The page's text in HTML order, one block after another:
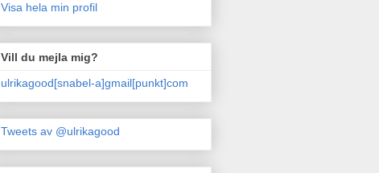
Visa hela min profil
Vill du mejla mig?
ulrikagood[snabel-a]gmail[punkt]com
Tweets av @ulrikagood